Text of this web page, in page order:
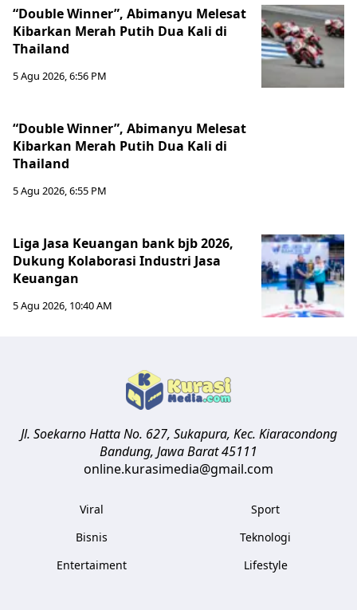
“Double Winner”, Abimanyu Melesat
Kibarkan Merah Putih Dua Kali di
Thailand
5 Agu 2026, 6:56 PM
“Double Winner”, Abimanyu Melesat
Kibarkan Merah Putih Dua Kali di
Thailand
5 Agu 2026, 6:55 PM
Liga Jasa Keuangan bank bjb 2026,
Dukung Kolaborasi Industri Jasa
Keuangan
5 Agu 2026, 10:40 AM
Jl. Soekarno Hatta No. 627, Sukapura, Kec. Kiaracondong
Bandung, Jawa Barat45111
online.kurasimedia@gmail.com
Viral
Bisnis
Entertaiment
Sport
Teknologi
Lifestyle